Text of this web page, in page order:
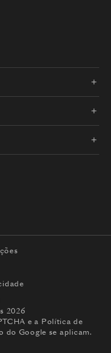
2026
e a Política de
do Google se aplicam.